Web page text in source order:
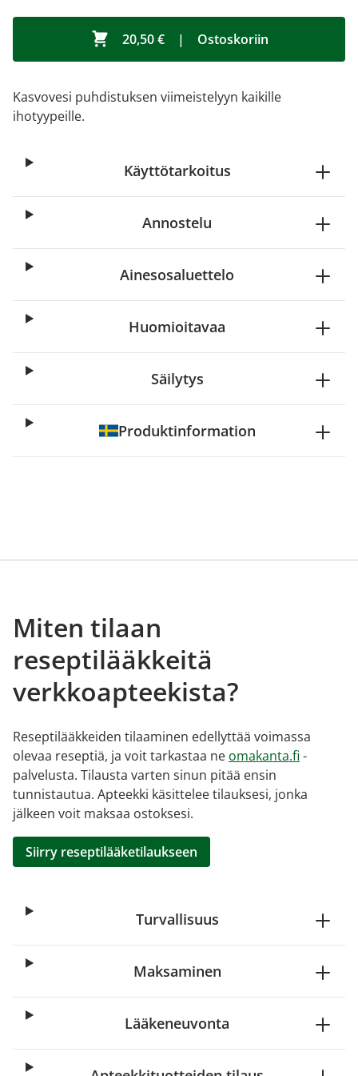
20,50 € | Ostoskoriin
Kasvovesi puhdistuksen viimeistelyyn kaikille
ihotyypeille.
Käyttötarkoitus
Annostelu
Ainesosaluettelo
Huomioitavaa
Säilytys
Produktinformation
Miten tilaan
reseptilääkkeitä
verkkoapteekista?
Reseptilääkkeiden tilaaminen edellyttää voimassa
olevaa reseptiä, ja voit tarkastaa ne omakanta.fi -
palvelusta. Tilausta varten sinun pitää ensin
tunnistautua. Apteekki käsittelee tilauksesi, jonka
jälkeen voit maksaa ostoksesi.
Siirry reseptilääketilaukseen
Turvallisuus
Maksaminen
Lääkeneuvonta